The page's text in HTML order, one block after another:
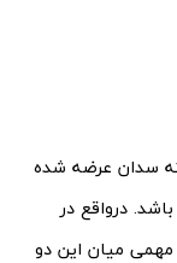
هاچ‌بک و مدل 330 در دسته سدان عرضه شده
درواقع در
مهمی میان این دو